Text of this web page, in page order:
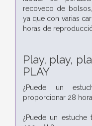
recoveco de
ya que con varias
horas de
Play, play,
PLAY
¿Puede un
proporcionar 28
¿Puede un estuche